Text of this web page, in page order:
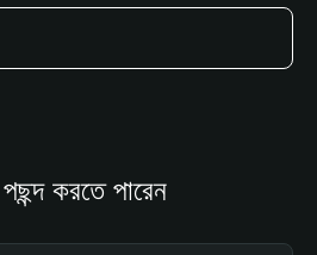
করতে পারেন